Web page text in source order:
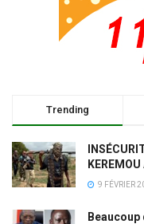
Trending
9 FÉVRIER